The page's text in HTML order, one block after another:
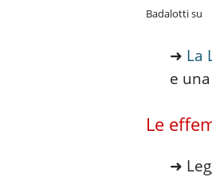
Badalotti su
➜ La
e una
Le
➜